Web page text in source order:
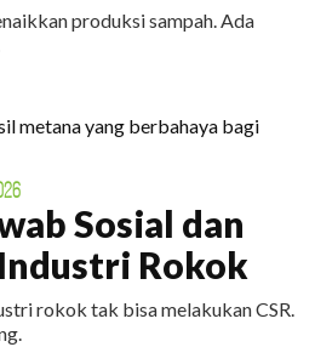
produksi sampah. Ada
Sosial dan
Rokok
rokok tak bisa melakukan CSR.